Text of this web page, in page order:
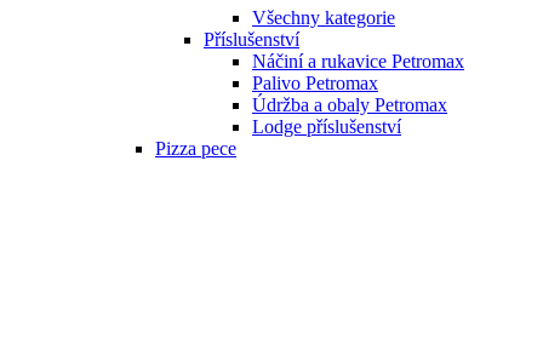
Všechny kategorie
Příslušenství
Náčiní a rukavice Petromax
Palivo Petromax
Údržba a obaly Petromax
Lodge příslušenství
Pizza pece